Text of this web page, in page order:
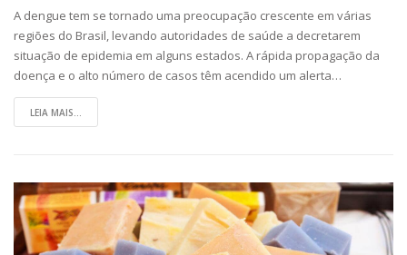
A dengue tem se tornado uma preocupação crescente em várias
regiões do Brasil, levando autoridades de saúde a decretarem
situação de epidemia em alguns estados. A rápida propagação da
doença e o alto número de casos têm acendido um alerta…
LEIA MAIS...